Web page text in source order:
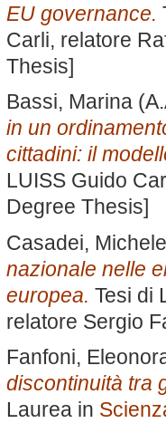
EU governance.
Carli, relatore
Thesis]
Bassi, Marina
in un
cittadini: il
LUISS Guido
Degree Thesis]
Casadei, Michele
nazionale nelle
europea. Tesi di
relatore Sergio
Fanfoni,
discontinuità tra
Laurea in